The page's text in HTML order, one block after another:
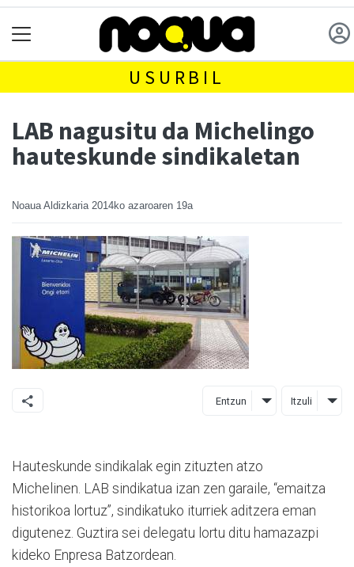
USURBIL
LAB nagusitu da Michelingo
hauteskunde sindikaletan
Noaua Aldizkaria 2014ko azaroaren 19a
Entzun Itzuli
Hauteskunde sindikalak egin zituzten atzo
Michelinen. LAB sindikatua izan zen garaile, “emaitza
historikoa lortuz”, sindikatuko iturriek aditzera eman
digutenez. Guztira sei delegatu lortu ditu hamazazpi
kideko Enpresa Batzordean.